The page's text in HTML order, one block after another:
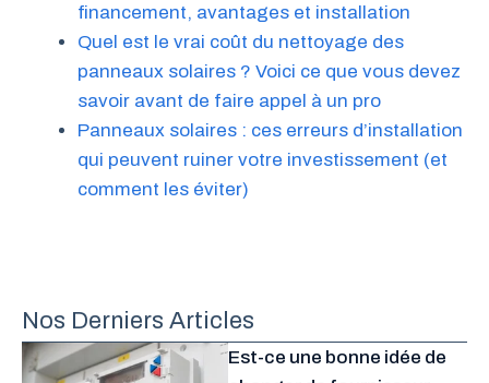
financement, avantages et installation
Quel est le vrai coût du nettoyage des
panneaux solaires ? Voici ce que vous devez
savoir avant de faire appel à un pro
Panneaux solaires : ces erreurs d’installation
qui peuvent ruiner votre investissement (et
comment les éviter)
Nos Derniers Articles
Est-ce une bonne idée de